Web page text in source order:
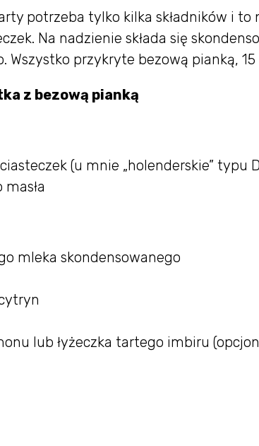
potrzeba tylko kilka składników i to
Na nadzienie składa się
Wszystko przykryte bezową pianką,
z bezową pianką
(u mnie „holenderskie” typu
mleka skondensowanego
lub łyżeczka tartego imbiru